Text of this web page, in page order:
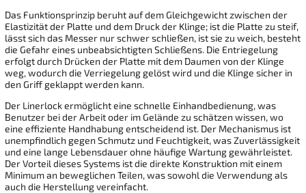
Das Funktionsprinzip beruht auf dem Gleichgewicht zwischen der
Elastizität der Platte und dem Druck der Klinge; ist die Platte zu steif,
lässt sich das Messer nur schwer schließen, ist sie zu weich, besteht
die Gefahr eines unbeabsichtigten Schließens. Die Entriegelung
erfolgt durch Drücken der Platte mit dem Daumen von der Klinge
weg, wodurch die Verriegelung gelöst wird und die Klinge sicher in
den Griff geklappt werden kann.
Der Linerlock ermöglicht eine schnelle Einhandbedienung, was
Benutzer bei der Arbeit oder im Gelände zu schätzen wissen, wo
eine effiziente Handhabung entscheidend ist. Der Mechanismus ist
unempfindlich gegen Schmutz und Feuchtigkeit, was Zuverlässigkeit
und eine lange Lebensdauer ohne häufige Wartung gewährleistet.
Der Vorteil dieses Systems ist die direkte Konstruktion mit einem
Minimum an beweglichen Teilen, was sowohl die Verwendung als
auch die Herstellung vereinfacht.